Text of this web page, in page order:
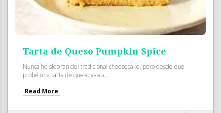
Tarta de Queso Pumpkin Spice
Nunca he sido fan del tradicional cheesecake, pero desde que
probé una tarta de queso vasca,...
Read More